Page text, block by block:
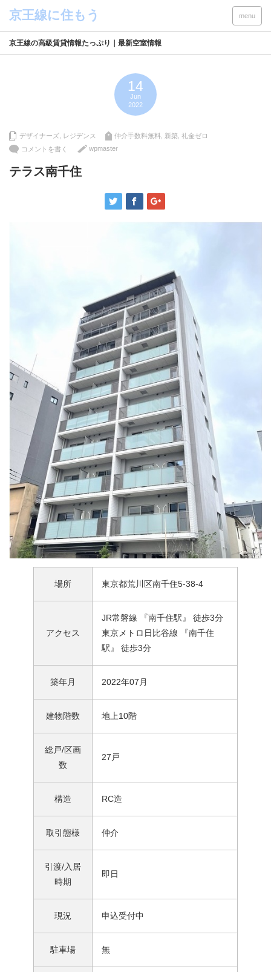
menu
京王線の高級賃貸情報たっぷり｜最新空室情報
14
Jun
2022
デザイナーズ レジデンス 仲介手数料無料 新築 礼金ゼロ
コメントを書く
wpmaster
テラス南千住
場所 東京都荒川区南千住5-38-4
アクセス
JR常磐線 『南千住駅』 徒歩3分
東京メトロ日比谷線 『南千住
駅』 徒歩3分
築年月 2022年07月
建物階数 地上10階
総戸/区画
数
27戸
構造 RC造
取引態様 仲介
引渡/入居
時期
即日
現況 申込受付中
駐車場 無